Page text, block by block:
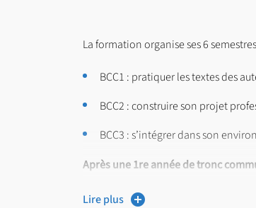
La formation organise ses 6
BCC1 : pratiquer les textes des
BCC2 : construire son projet
BCC3 : s’intégrer dans son
Après une 1re année de tronc
Les semestres sont de 12 semaines,
Lire plus